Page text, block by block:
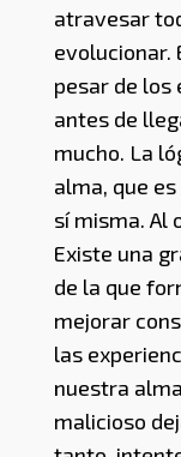
atravesar
evolucionar.
pesar de los
antes de
mucho. La
alma, que
sí misma. Al
Existe una
de la que
mejorar
las
nuestra
malicioso